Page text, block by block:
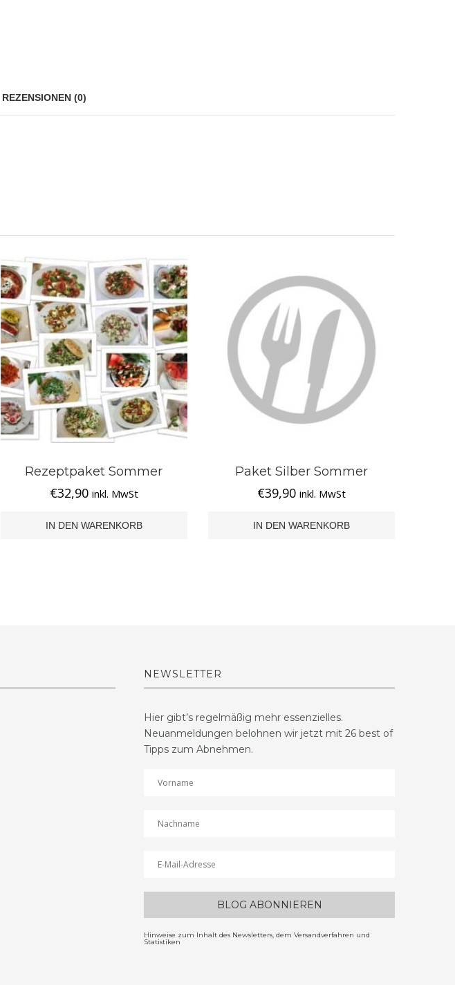
REZENSIONEN (0)
Rezeptpaket Sommer
€32,90 inkl. MwSt
IN DEN WARENKORB
Paket Silber Sommer
€39,90 inkl. MwSt
IN DEN WARENKORB
NEWSLETTER
Hier gibt’s regelmäßig mehr essenzielles.
Neuanmeldungen belohnen wir jetzt mit 26 best of
Tipps zum Abnehmen.
Hinweise zum Inhalt des Newsletters, dem Versandverfahren und
Statistiken